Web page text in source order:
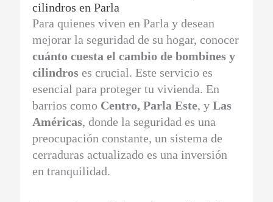
cilindros en Parla
Para quienes viven en Parla y desean
mejorar la seguridad de su hogar, conocer
cuánto cuesta el cambio de bombines y
cilindros es crucial. Este servicio es
esencial para proteger tu vivienda. En
barrios como Centro, Parla Este, yLas
Américas, donde la seguridad es una
preocupación constante, un sistema de
cerraduras actualizado es una inversión
en tranquilidad.